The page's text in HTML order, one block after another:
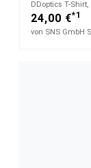
DDoptics T-Shirt,
24,00 €*1
von SNS GmbH